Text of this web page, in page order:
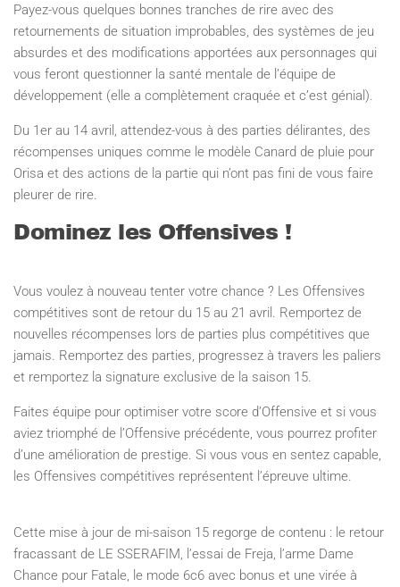
Payez-vous quelques bonnes tranches de rire avec des
retournements de situation improbables, des systèmes de jeu
absurdes et des modifications apportées aux personnages qui
vous feront questionner la santé mentale de l’équipe de
développement (elle a complètement craquée et c’est génial).
Du 1er au 14 avril, attendez-vous à des parties délirantes, des
récompenses uniques comme le modèle Canard de pluie pour
Orisa et des actions de la partie qui n’ont pas fini de vous faire
pleurer de rire.
Dominez les Offensives !
Vous voulez à nouveau tenter votre chance ? Les Offensives
compétitives sont de retour du 15 au 21 avril. Remportez de
nouvelles récompenses lors de parties plus compétitives que
jamais. Remportez des parties, progressez à travers les paliers
et remportez la signature exclusive de la saison 15.
Faites équipe pour optimiser votre score d’Offensive et si vous
aviez triomphé de l’Offensive précédente, vous pourrez profiter
d’une amélioration de prestige. Si vous vous en sentez capable,
les Offensives compétitives représentent l’épreuve ultime.
Cette mise à jour de mi-saison 15 regorge de contenu : le retour
fracassant de LE SSERAFIM, l’essai de Freja, l’arme Dame
Chance pour Fatale, le mode 6c6 avec bonus et une virée à